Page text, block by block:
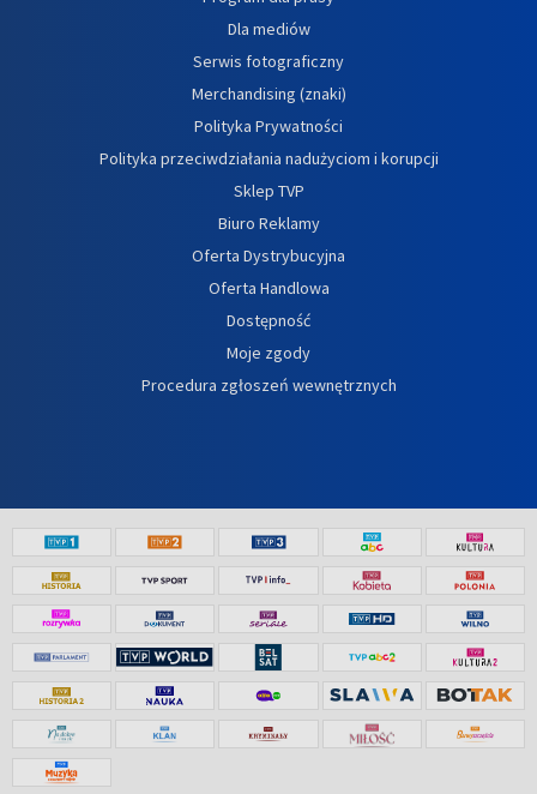
Dla mediów
Serwis fotograficzny
Merchandising (znaki)
Polityka Prywatności
Polityka przeciwdziałania nadużyciom i korupcji
Sklep TVP
Biuro Reklamy
Oferta Dystrybucyjna
Oferta Handlowa
Dostępność
Moje zgody
Procedura zgłoszeń wewnętrznych